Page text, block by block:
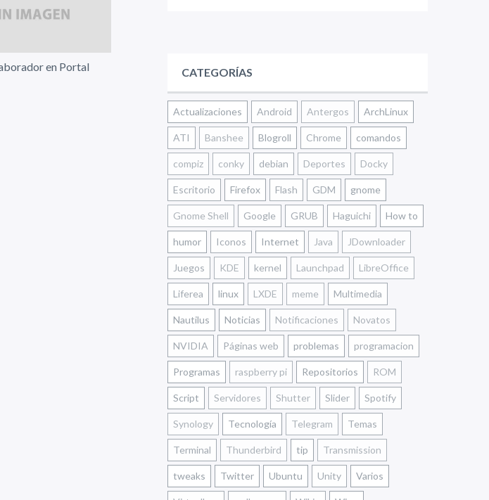
en Portal
CATEGORÍAS
Actualizaciones Android Antergos ArchLinux
ATI Banshee Blogroll Chrome comandos
compiz conky debian Deportes Docky
Escritorio Firefox Flash GDM gnome
Gnome Shell Google GRUB Haguichi How to
humor Iconos Internet Java JDownloader
Juegos KDE kernel Launchpad LibreOffice
Liferea linux LXDE meme Multimedia
Nautilus Noticias Notificaciones Novatos
NVIDIA Páginas web problemas programacion
Programas raspberry pi Repositorios ROM
Script Servidores Shutter Slider Spotify
Synology Tecnología Telegram Temas
Terminal Thunderbird tip Transmission
tweaks Twitter Ubuntu Unity Varios